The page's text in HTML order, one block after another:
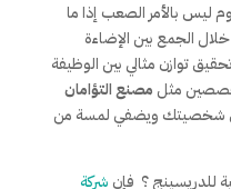
ليس بالأمر الصعب إذا ما
الجمع بين الإضاءة
توازن مثالي بين الوظيفة
مثل مصنع التؤامان
شخصيتك ويضفي لمسة من
للدريسينج ؟ فإن شركة